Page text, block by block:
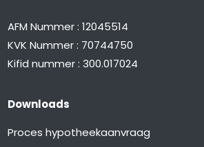
AFM Nummer : 12045514
KVK Nummer : 70744750
Kifid nummer : 300.017024
Downloads
Proces hypotheekaanvraag